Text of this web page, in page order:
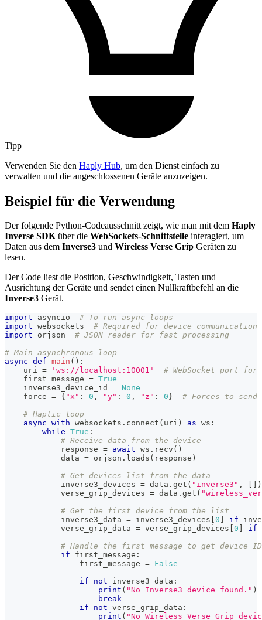
Tipp
Verwenden Sie den Haply Hub, um den Dienst einfach zu
verwalten und die angeschlossenen Geräte anzuzeigen.
Beispiel für die Verwendung
Der folgende Python-Codeausschnitt zeigt, wie man mit dem Haply
Inverse SDKüber die WebSockets-Schnittstelle interagiert, um
Daten aus dem Inverse3 und Wireless Verse Grip Geräten zu
lesen.
Der Code liest die Position, Geschwindigkeit, Tasten und
Ausrichtung der Geräte und sendet einen Nullkraftbefehl an die
Inverse3 Gerät.
import asyncio # To run async loops
import websockets # Required for device communication
import orjson # JSON reader for fast processing
# Main asynchronous loop
async def main ( ) :
    uri
= 'ws://localhost:10001'
# WebSocket port
    first_message
= True
    inverse3_device_id
= None
    force
= { "x" : 0 , "y" : 0 , "z" : 0 }
# Forces to
# Haptic loop
async with websockets . connect ( uri ) as ws :
while True :
# Receive data from the device
            response
= await ws . recv ( )
            data
= orjson . loads ( response )
# Get devices list from the data
            inverse3_devices
= data . get ( "inverse3" ,
)
            verse_grip_devices
= data . get (
# Get the first device from the list
            inverse3_data
= inverse3_devices 0 if
            verse_grip_data
= verse_grip_devices 0 if
# Handle the first message to get device
if first_message :
                first_message
= False
if
not inverse3_data :
print ( "No Inverse3 device found." )
break
if
not verse_grip_data :
print ( "No Wireless Verse Grip